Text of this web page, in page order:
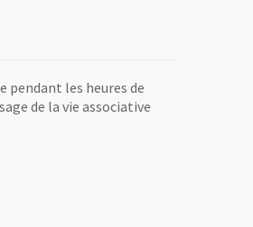
pendant les heures de
de la vie associative
ASSOCIATION SPORTIVE DU
FENÊTRE